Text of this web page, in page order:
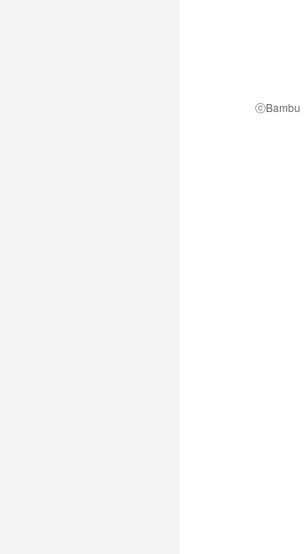
ⓒBambu